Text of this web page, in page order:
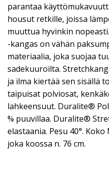
parantaa
housut retkille, joissa
muuttua hyvinkin
-kangas on vähän
materiaalia, joka suojaa
sadekuuroilta.
ja ilma kiertää sen sisällä
taipuisat polviosat,
lahkeensuut. Duralite®
% puuvillaa. Duralite®
elastaania. Pesu 40°.
joka koossa n. 76 cm.